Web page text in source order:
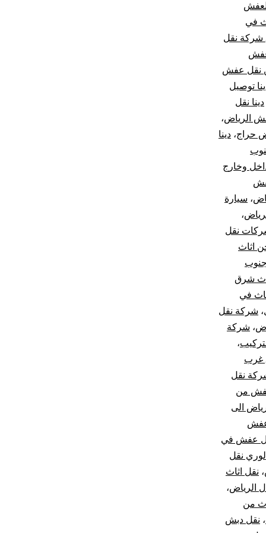
في
شركة نقل
نقل عفش
توصيل
دينا نقل
الرياض،
حراج، دينا
وخارج
، سيارة
،
نقل
اثاث
شرق
في
، شركة نقل
، شركة
،
غرب
نقل
من
الى
عفش في
لوري نقل
، نقل اثاث
الرياض،
من
، نقل دبش